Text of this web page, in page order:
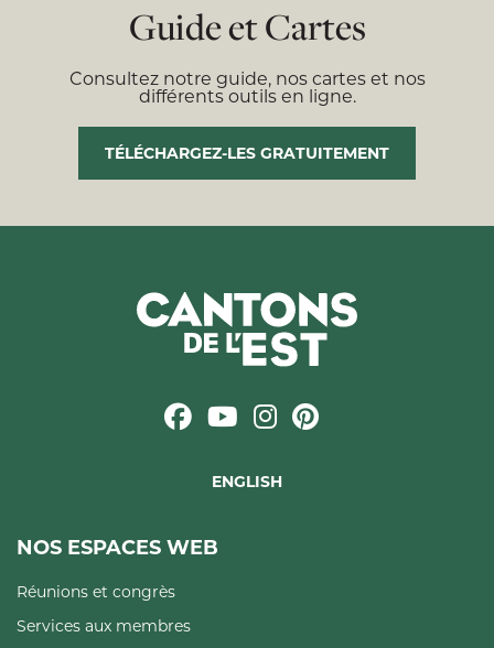
Guide et Cartes
Consultez notre guide, nos cartes et nos
différents outils en ligne.
TÉLÉCHARGEZ-LES GRATUITEMENT
ENGLISH
NOS ESPACES WEB
Réunions et congrès
Services aux membres